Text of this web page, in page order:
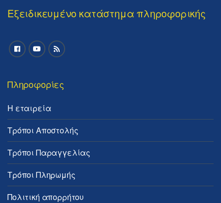
Εξειδικευμένο κατάστημα πληροφορικής
Πληροφορίες
Η εταιρεία
Τρόποι Αποστολής
Τρόποι Παραγγελίας
Τρόποι Πληρωμής
Πολιτική απορρήτου